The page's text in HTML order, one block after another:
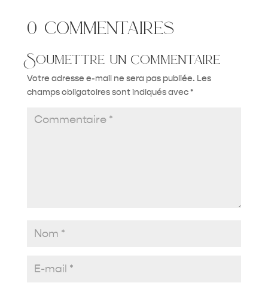
0 commentaires
Soumettre un commentaire
Votre adresse e-mail ne sera pas publiée. Les
champs obligatoires sont indiqués avec*